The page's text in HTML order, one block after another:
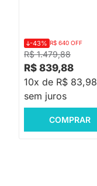
R$ 1.479,88
-43% R$ 640 OFF
R$ 839,88
10x de R$ 83,98
sem juros
COMPRAR